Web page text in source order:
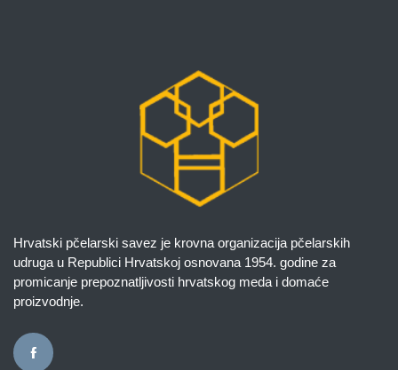
Hrvatski pčelarski savez je krovna organizacija pčelarskih
udruga u Republici Hrvatskoj osnovana 1954. godine za
promicanje prepoznatljivosti hrvatskog meda i domaće
proizvodnje.